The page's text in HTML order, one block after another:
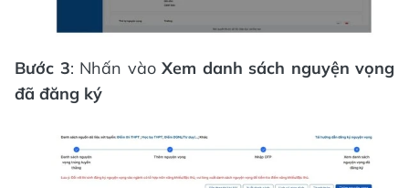
Bước 3: Nhấn vào Xem danh sách nguyện vọng
đã đăng ký